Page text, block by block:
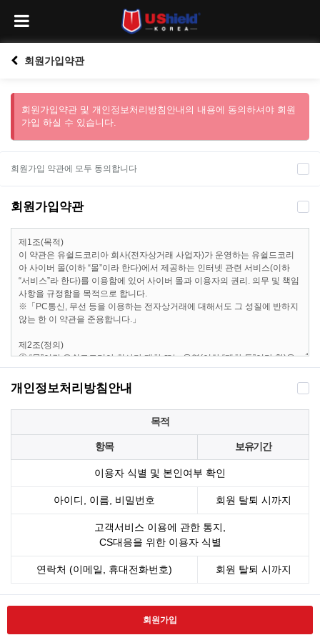
회원가입약관
회원가입약관 및 개인정보처리방침안내의 내용에 동의하셔야 회원
가입 하실 수 있습니다.
회원가입 약관에 모두 동의합니다
회원가입약관
개인정보처리방침안내
목적
항목 보유기간
이용자 식별 및 본인여부 확인
아이디, 이름, 비밀번호 회원 탈퇴 시까지
고객서비스 이용에 관한 통지,
CS대응을 위한 이용자 식별
연락처 (이메일, 휴대전화번호) 회원 탈퇴 시까지
회원가입